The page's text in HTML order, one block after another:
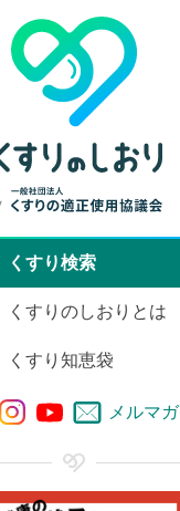
くすり検索
くすりのしおりとは
くすり知恵袋
メルマガ